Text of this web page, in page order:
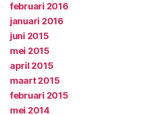
februari 2016
januari 2016
juni 2015
mei 2015
april 2015
maart 2015
februari 2015
mei 2014